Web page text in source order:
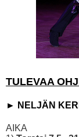
TULEVAA
► NELJÄN
AIKA